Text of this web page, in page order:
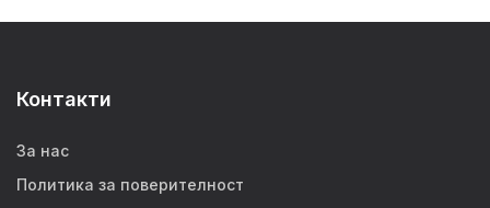
Контакти
За нас
Политика за поверителност